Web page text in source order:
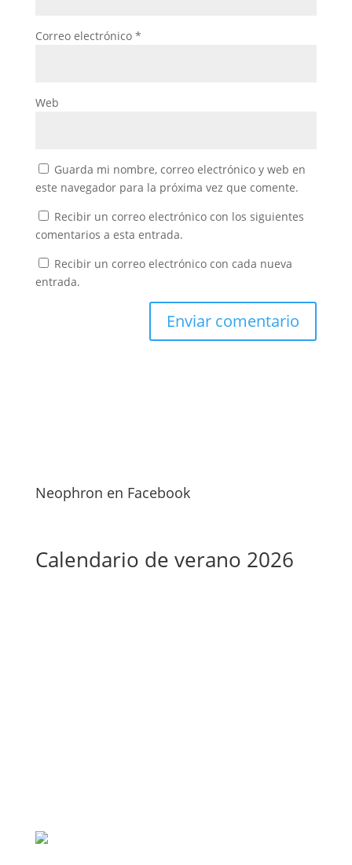
Correo electrónico *
Web
Guarda mi nombre, correo electrónico y web en
este navegador para la próxima vez que comente.
Recibir un correo electrónico con los siguientes
comentarios a esta entrada.
Recibir un correo electrónico con cada nueva
entrada.
Neophron en Facebook
Calendario de verano 2026